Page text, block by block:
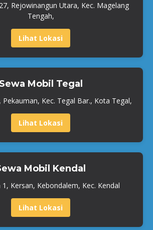
Rejowinangun Utara, Kec. Magelang
Tengah,
Lihat Lokasi
Sewa Mobil Tegal
Pekauman, Kec. Tegal Bar., Kota Tegal,
Lihat Lokasi
Mobil Kendal
1, Kersan, Kebondalem, Kec. Kendal
Lihat Lokasi